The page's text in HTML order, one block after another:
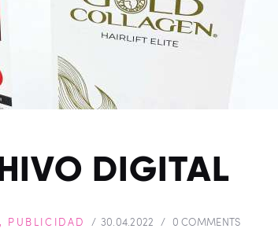
DIGITAL
, PUBLICIDAD 30.04.2022 0 COMMENTS